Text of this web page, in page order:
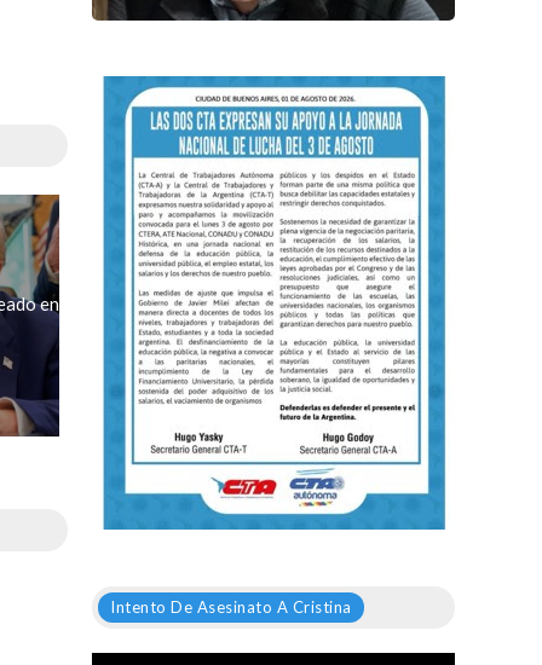
en
Intento De Asesinato A Cristina